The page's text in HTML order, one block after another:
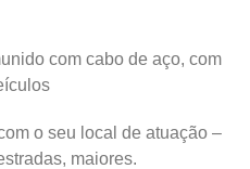
com cabo de aço, com
o seu local de atuação –
maiores.